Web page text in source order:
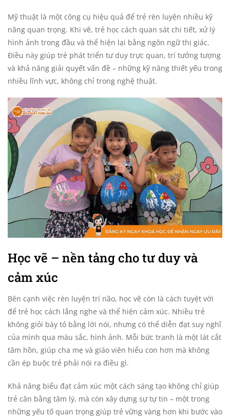
Mỹ thuật là một công cụ hiệu quả để trẻ rèn luyện nhiều kỹ
năng quan trọng. Khi vẽ, trẻ học cách quan sát chi tiết, xử lý
hình ảnh trong đầu và thể hiện lại bằng ngôn ngữ thị giác.
Điều này giúp trẻ phát triển tư duy trực quan, trí tưởng tượng
và khả năng giải quyết vấn đề – những kỹ năng thiết yếu trong
nhiều lĩnh vực, không chỉ trong nghệ thuật.
Học vẽ – nền tảng cho tư duy và
cảm xúc
Bên cạnh việc rèn luyện trí não, học vẽ còn là cách tuyệt vời
để trẻ học cách lắng nghe và thể hiện cảm xúc. Nhiều trẻ
không giỏi bày tỏ bằng lời nói, nhưng có thể diễn đạt suy nghĩ
của mình qua màu sắc, hình ảnh. Mỗi bức tranh là một lát cắt
tâm hồn, giúp cha mẹ và giáo viên hiểu con hơn mà không
cần ép buộc trẻ phải nói ra điều gì.
Khả năng biểu đạt cảm xúc một cách sáng tạo không chỉ giúp
trẻ cân bằng tâm lý, mà còn xây dựng sự tự tin – một trong
những yếu tố quan trọng giúp trẻ vững vàng hơn khi bước vào